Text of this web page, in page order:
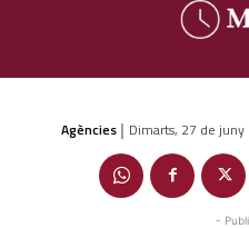
Agències | Dimarts, 27 de
-